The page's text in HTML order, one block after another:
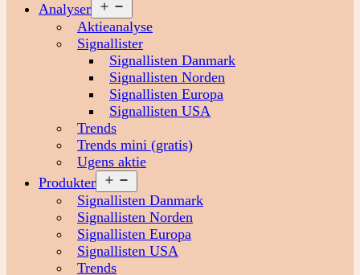
Analyser
menu
Aktieanalyse
Signallister
Signallisten Danmark
Signallisten Norden
Signallisten Europa
Signallisten USA
Trends
Trends mini (gratis)
Ugens aktie
Produkter
menu
Signallisten Danmark
Signallisten Norden
Signallisten Europa
Signallisten USA
Trends